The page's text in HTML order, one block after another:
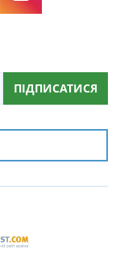
ПІДПИСАТИСЯ